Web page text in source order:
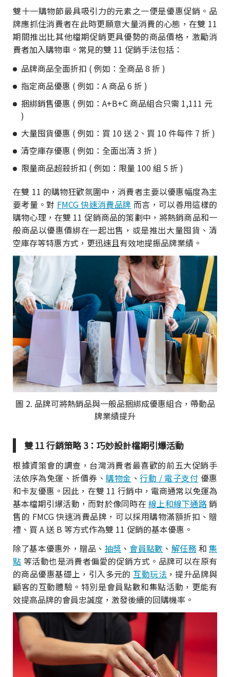
雙十一購物節最具吸引力的元素之一便是優惠促銷。品
牌應抓住消費者在此時更願意大量消費的心態，在雙 11
期間推出比其他檔期促銷更具優勢的商品價格，激勵消
費者加入購物車。常見的雙 11 促銷手法包括：
品牌商品全面折扣 ( 例如：全商品 8 折 )
指定商品優惠 ( 例如：A 商品 6 折 )
捆綁銷售優惠 ( 例如：A+B+C 商品組合只需 1,111 元
)
大量囤貨優惠 ( 例如：買 10 送 2、買 10 件每件 7 折 )
清空庫存優惠 ( 例如：全面出清 3 折 )
限量商品超殺折扣 ( 例如：限量 100 組 5 折 )
在雙 11 的購物狂歡氛圍中，消費者主要以優惠幅度為主
要考量。對 FMCG 快速消費品牌 而言，可以善用這樣的
購物心理，在雙 11 促銷商品的策劃中，將熱銷商品和一
般商品以優惠價綁在一起出售，或是推出大量囤貨、清
空庫存等特惠方式，更迅速且有效地提振品牌業績。
圖 2. 品牌可將熱銷品與一般品捆綁成優惠組合，帶動品
牌業績提升
雙 11 行銷策略 3：巧妙設計檔期引爆活動
根據資策會的調查，台灣消費者最喜歡的前五大促銷手
法依序為免運、折價券、購物金 、行動 / 電子支付 優惠
和卡友優惠。因此，在雙 11 行銷中，電商通常以免運為
基本檔期引爆活動，而對於像同時在線上和線下通路銷
售的 FMCG 快速消費品牌，可以採用購物滿額折扣、贈
禮、買 A 送 B 等方式作為雙 11 促銷的基本優惠。
除了基本優惠外，贈品、 抽獎 、 會員點數 、 解任務 和集
點 等活動也是消費者偏愛的促銷方式。品牌可以在原有
的商品優惠基礎上，引入多元的 互動玩法，提升品牌與
顧客的互動體驗。特別是會員點數和集點活動，更能有
效提高品牌的會員忠誠度，激發後續的回購機率。